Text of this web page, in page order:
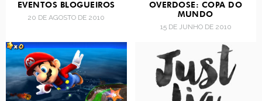
EVENTOS BLOGUEIROS
20 DE AGOSTO DE 2010
OVERDOSE: COPA DO
MUNDO
15 DE JUNHO DE 2010